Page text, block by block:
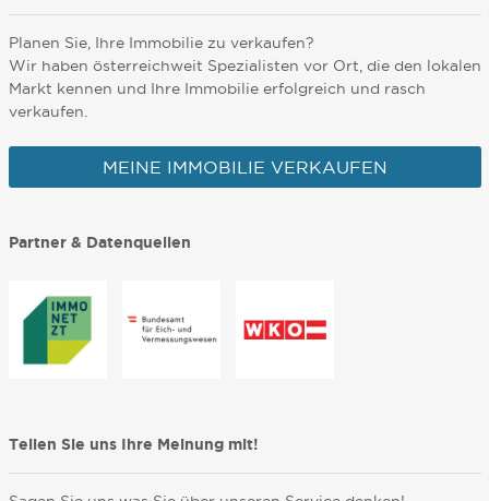
Planen Sie, Ihre Immobilie zu verkaufen?
Wir haben österreichweit Spezialisten vor Ort, die den lokalen
Markt kennen und Ihre Immobilie erfolgreich und rasch
verkaufen.
MEINE IMMOBILIE VERKAUFEN
Partner & Datenquellen
Teilen Sie uns Ihre Meinung mit!